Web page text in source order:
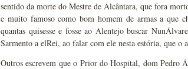
sentido da morte do Mestre de Alcântara, que fora
e muito famoso como bom homem de armas a que
quantas quisesse e fosse ao Alentejo buscar
Sarmento a elRei, ao falar com ele nesta estória, que o
Outros escrevem que o Prior do Hospital, dom Pedro